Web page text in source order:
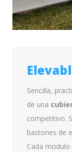
Sencilla,
de una
competitivo.
bastones de
Cada